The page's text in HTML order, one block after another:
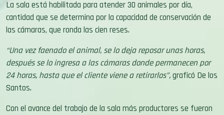
La sala está habilitada para atender 30 animales por día,
cantidad que se determina por la capacidad de conservación de
las cámaras, que ronda las cien reses.
“Una vez faenado el animal, se lo deja reposar unas horas,
después se lo ingresa a las cámaras donde permanecen por
24 horas, hasta que el cliente viene a retirarlos”,graficó De los
Santos.
Con el avance del trabajo de la sala más productores se fueron